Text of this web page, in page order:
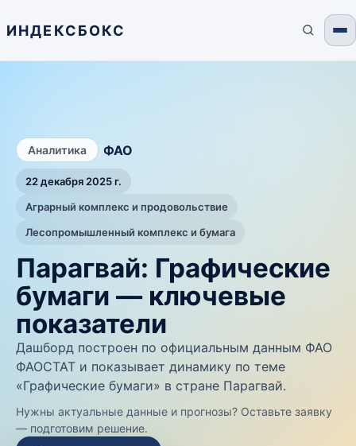
ИНДЕКСБОКС
Аналитика ФАО
22 декабря 2025 г.
Аграрный комплекс и продовольствие
Лесопромышленный комплекс и бумага
Парагвай: Графические
бумаги — ключевые
показатели
Дашборд построен по официальным данным ФАО
ФАОСТАТ и показывает динамику по теме
«Графические бумаги» в стране Парагвай.
Нужны актуальные данные и прогнозы? Оставьте заявку
— подготовим решение.